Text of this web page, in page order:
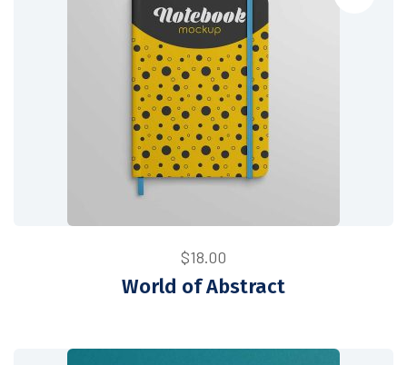
$18.00
World of Abstract